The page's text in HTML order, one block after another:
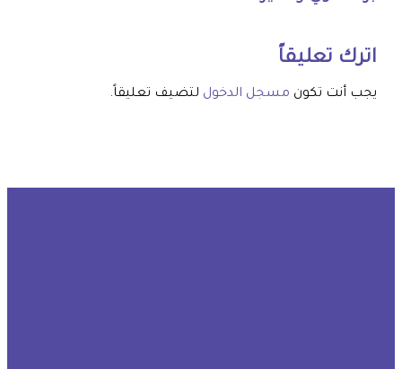
اترك تعليقاً
يجب أنت تكون مسجل الدخول لتضيف تعليقاً.